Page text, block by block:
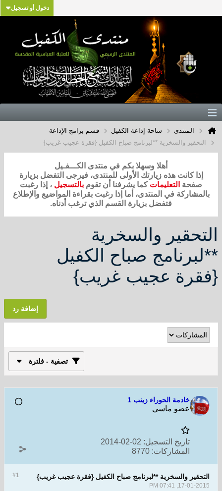
دخول أو تسجيل
المنتدى ساحة إذاعة الكفيل
قسم برامج الإذاعة
التحقير والسخرية **لبرنامج صباح الكفيل {فقرة عجيب غريب}
أهلا وسهلا بكم في منتدى الكـــفـيل
إذا كانت هذه زيارتك الأولى للمنتدى، فيرجى التفضل بزيارة
صفحة التعليمات كما يشرفنا أن تقوم بالتسجيل ، إذا رغبت
بالمشاركة في المنتدى، أما إذا رغبت بقراءة المواضيع والإطلاع
فتفضل بزيارة القسم الذي ترغب أدناه.
التحقير والسخرية
**لبرنامج صباح الكفيل
{فقرة عجيب غريب}
إضافة رد
تصفية - فلترة
خادمة الحوراء زينب 1
عضو ماسي
تاريخ التسجيل: 02-02-2014
المشاركات: 8770
#1 التحقير والسخرية **لبرنامج صباح الكفيل {فقرة عجيب غريب}
17-01-2015, 07:41 PM